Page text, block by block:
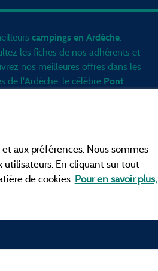
campings en Ardèche.
les fiches de nos adhérents et
nos meilleures offres dans les
de l'Ardèche, le célèbre Pont
votre séjour préféré.
vous votre propre idée du
sous la tente, encamping car
... Choisissez vos vacances
aux préférences. Nous sommes
utilisateurs. En cliquant sur tout
de cookies. Pour en savoir plus,